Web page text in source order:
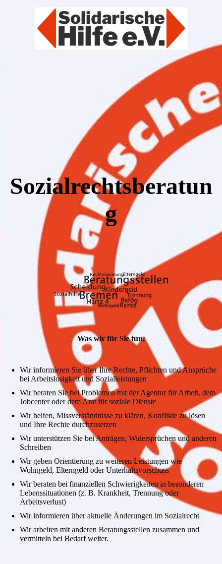
Sozialrechtsberatun
g
Was wir für Sie tun:
Wir informieren Sie über Ihre Rechte, Pflichten und Ansprüche
bei Arbeitslosigkeit und Sozialleistungen
Wir beraten Sie bei Problemen mit der Agentur für Arbeit, dem
Jobcenter oder dem Amt für soziale Dienste
Wir helfen, Missverständnisse zu klären, Konflikte zu lösen
und Ihre Rechte durchzusetzen
Wir unterstützen Sie bei Anträgen, Widersprüchen und anderen
Schreiben
Wir geben Orientierung zu weiteren Leistungen wie
Wohngeld, Elterngeld oder Unterhaltsvorschuss
Wir beraten bei finanziellen Schwierigkeiten in besonderen
Lebenssituationen (z. B. Krankheit, Trennung oder
Arbeitsverlust)
Wir informieren über aktuelle Änderungen im Sozialrecht
Wir arbeiten mit anderen Beratungsstellen zusammen und
vermitteln bei Bedarf weiter.